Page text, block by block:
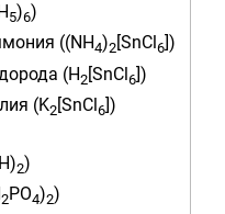
5)6)
((NH4)2 [SnCl 6])
(H2[SnCl6])
(K2[SnCl6])
2)
2PO4)2)